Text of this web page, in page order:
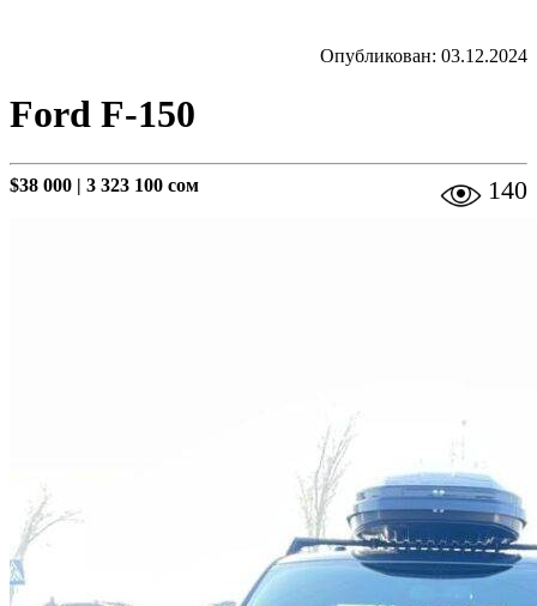
Опубликован: 03.12.2024
Ford F-150
$38 000 | 3 323 100 сом 140